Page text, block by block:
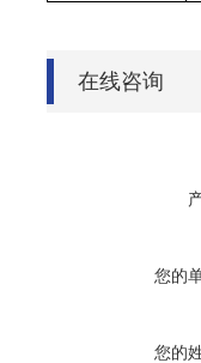
在线咨询
您的
您的